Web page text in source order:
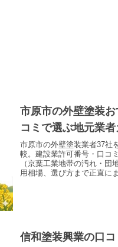
市原市の外壁塗装
コミで選ぶ地元業
市原市の外壁塗装業者37社
較。建設業許可番号・口コ
（京葉工業地帯の汚れ・
用相場、選び方まで正直に
信和塗装興業の口